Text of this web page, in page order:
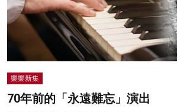
名家榜
灼見活動
樂樂新集
70年前的「永遠難忘」演出